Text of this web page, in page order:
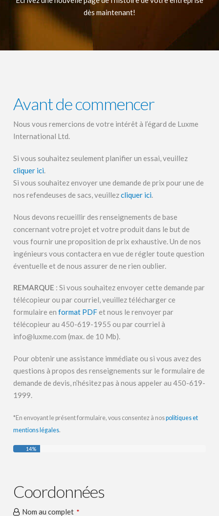
dès maintenant!
Avant de commencer
Nous vous remercions de votre intérêt à l’égard de Luxme
International Ltd.
Si vous souhaitez seulement planifier un essai, veuillez
cliquer ici.
Si vous souhaitez envoyer une demande de prix pour une de
nos refendeuses de sacs, veuillezcliquer ici.
Nous devons recueillir des renseignements de base
concernant votre projet et votre produit dans le but de
vous fournir une proposition de prix exhaustive. Un de nos
ingénieurs vous contactera en vue de régler toute question
éventuelle et de nous assurer de ne rien oublier.
REMARQUE : Si vous souhaitez envoyer cette demande par
télécopieur ou par courriel, veuillez télécharger ce
formulaire en format PDFet nous le renvoyer par
télécopieur au 450-619-1955 ou par courriel à
info@luxme.com (max. de 10 Mb).
Pour obtenir une assistance immédiate ou si vous avez des
questions à propos des renseignements sur le formulaire de
demande de devis, n’hésitez pas à nous appeler au 450-619-
1999.
*En envoyant le présent formulaire, vous consentez à nospolitiques et
mentions légales.
14%
Coordonnées
Nom au complet *